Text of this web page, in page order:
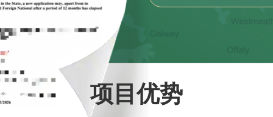
项目优势